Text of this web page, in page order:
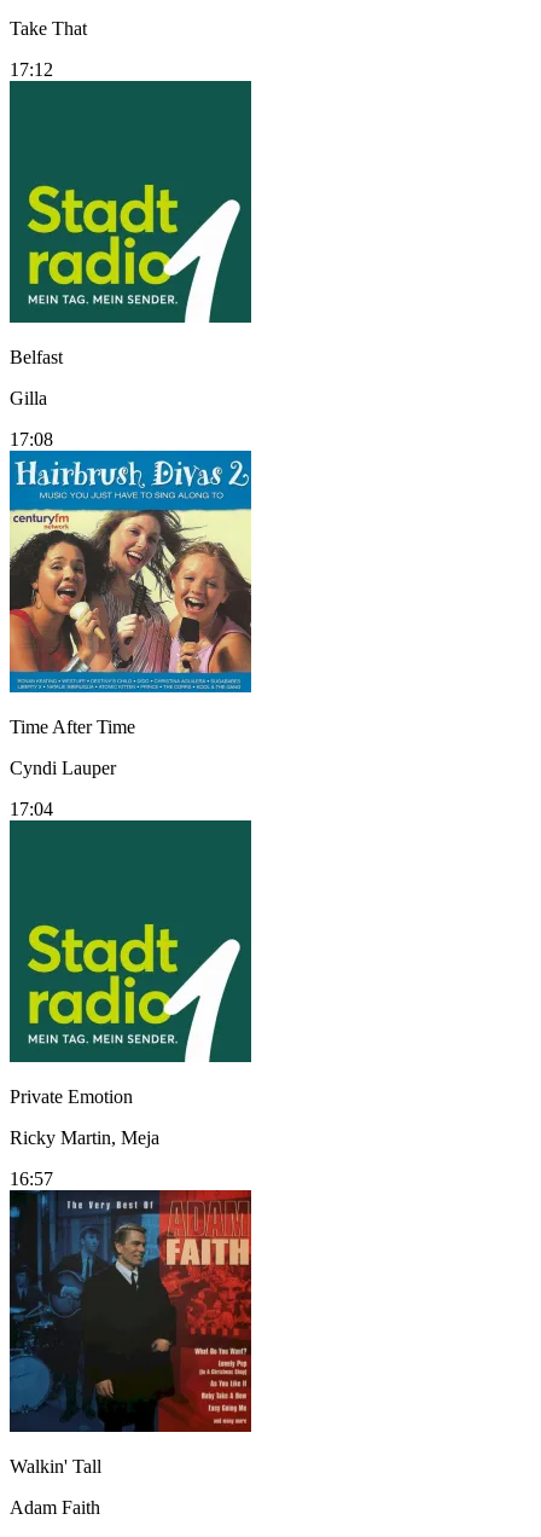
Take That
17:12
Belfast
Gilla
17:08
Time After Time
Cyndi Lauper
17:04
Private Emotion
Ricky Martin, Meja
16:57
Walkin' Tall
Adam Faith